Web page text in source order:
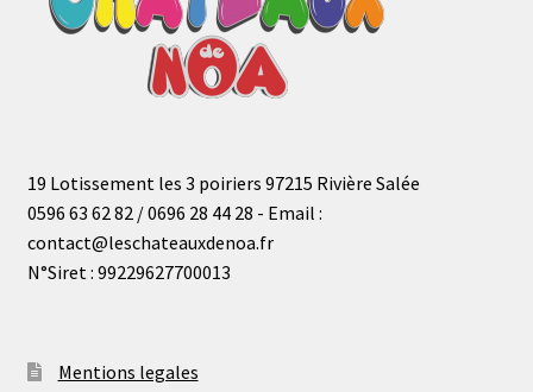
19 Lotissement les 3 poiriers 97215 Rivière Salée
0596 63 62 82 / 0696 28 44 28 - Email :
contact@leschateauxdenoa.fr
N°Siret : 99229627700013
Mentions legales